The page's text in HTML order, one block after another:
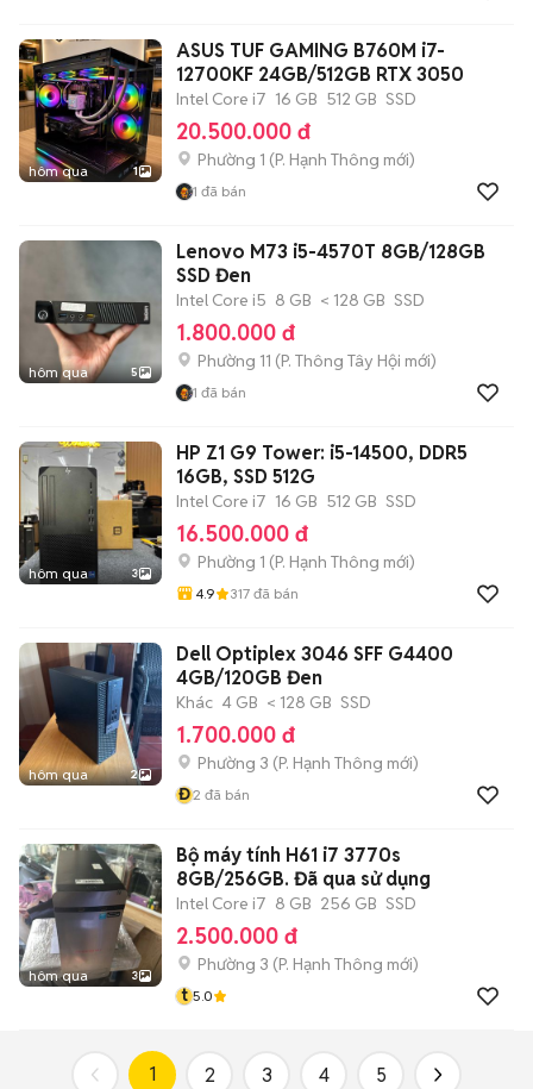
hôm qua 1
ASUS TUF GAMING B760M i7-
12700KF 24GB/512GB RTX 3050
Intel Core i7 16 GB 512 GB SSD
20.500.000 đ
Phường 1 (P. Hạnh Thông mới)
1 đã bán
hôm qua 5
Lenovo M73 i5-4570T 8GB/128GB
SSD Đen
Intel Core i5 8 GB < 128 GB SSD
1.800.000 đ
Phường 11 (P. Thông Tây Hội mới)
1 đã bán
hôm qua 3
HP Z1 G9 Tower: i5-14500, DDR5
16GB, SSD 512G
Intel Core i7 16 GB 512 GB SSD
16.500.000 đ
Phường 1 (P. Hạnh Thông mới)
4.9 317 đã bán
hôm qua 2
Dell Optiplex 3046 SFF G4400
4GB/120GB Đen
Khác 4 GB < 128 GB SSD
1.700.000 đ
Phường 3 (P. Hạnh Thông mới)
Đ2 đã bán
hôm qua 3
Bộ máy tính H61 i7 3770s
8GB/256GB. Đã qua sử dụng
Intel Core i7 8 GB 256 GB SSD
2.500.000 đ
Phường 3 (P. Hạnh Thông mới)
t 5.0
1 2 3 4 5